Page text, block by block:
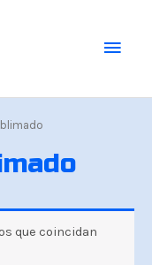
que coincidan